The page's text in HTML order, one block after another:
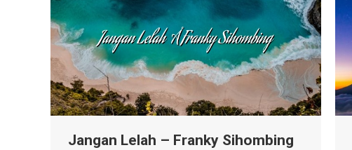
Jangan Lelah – Franky Sihombing